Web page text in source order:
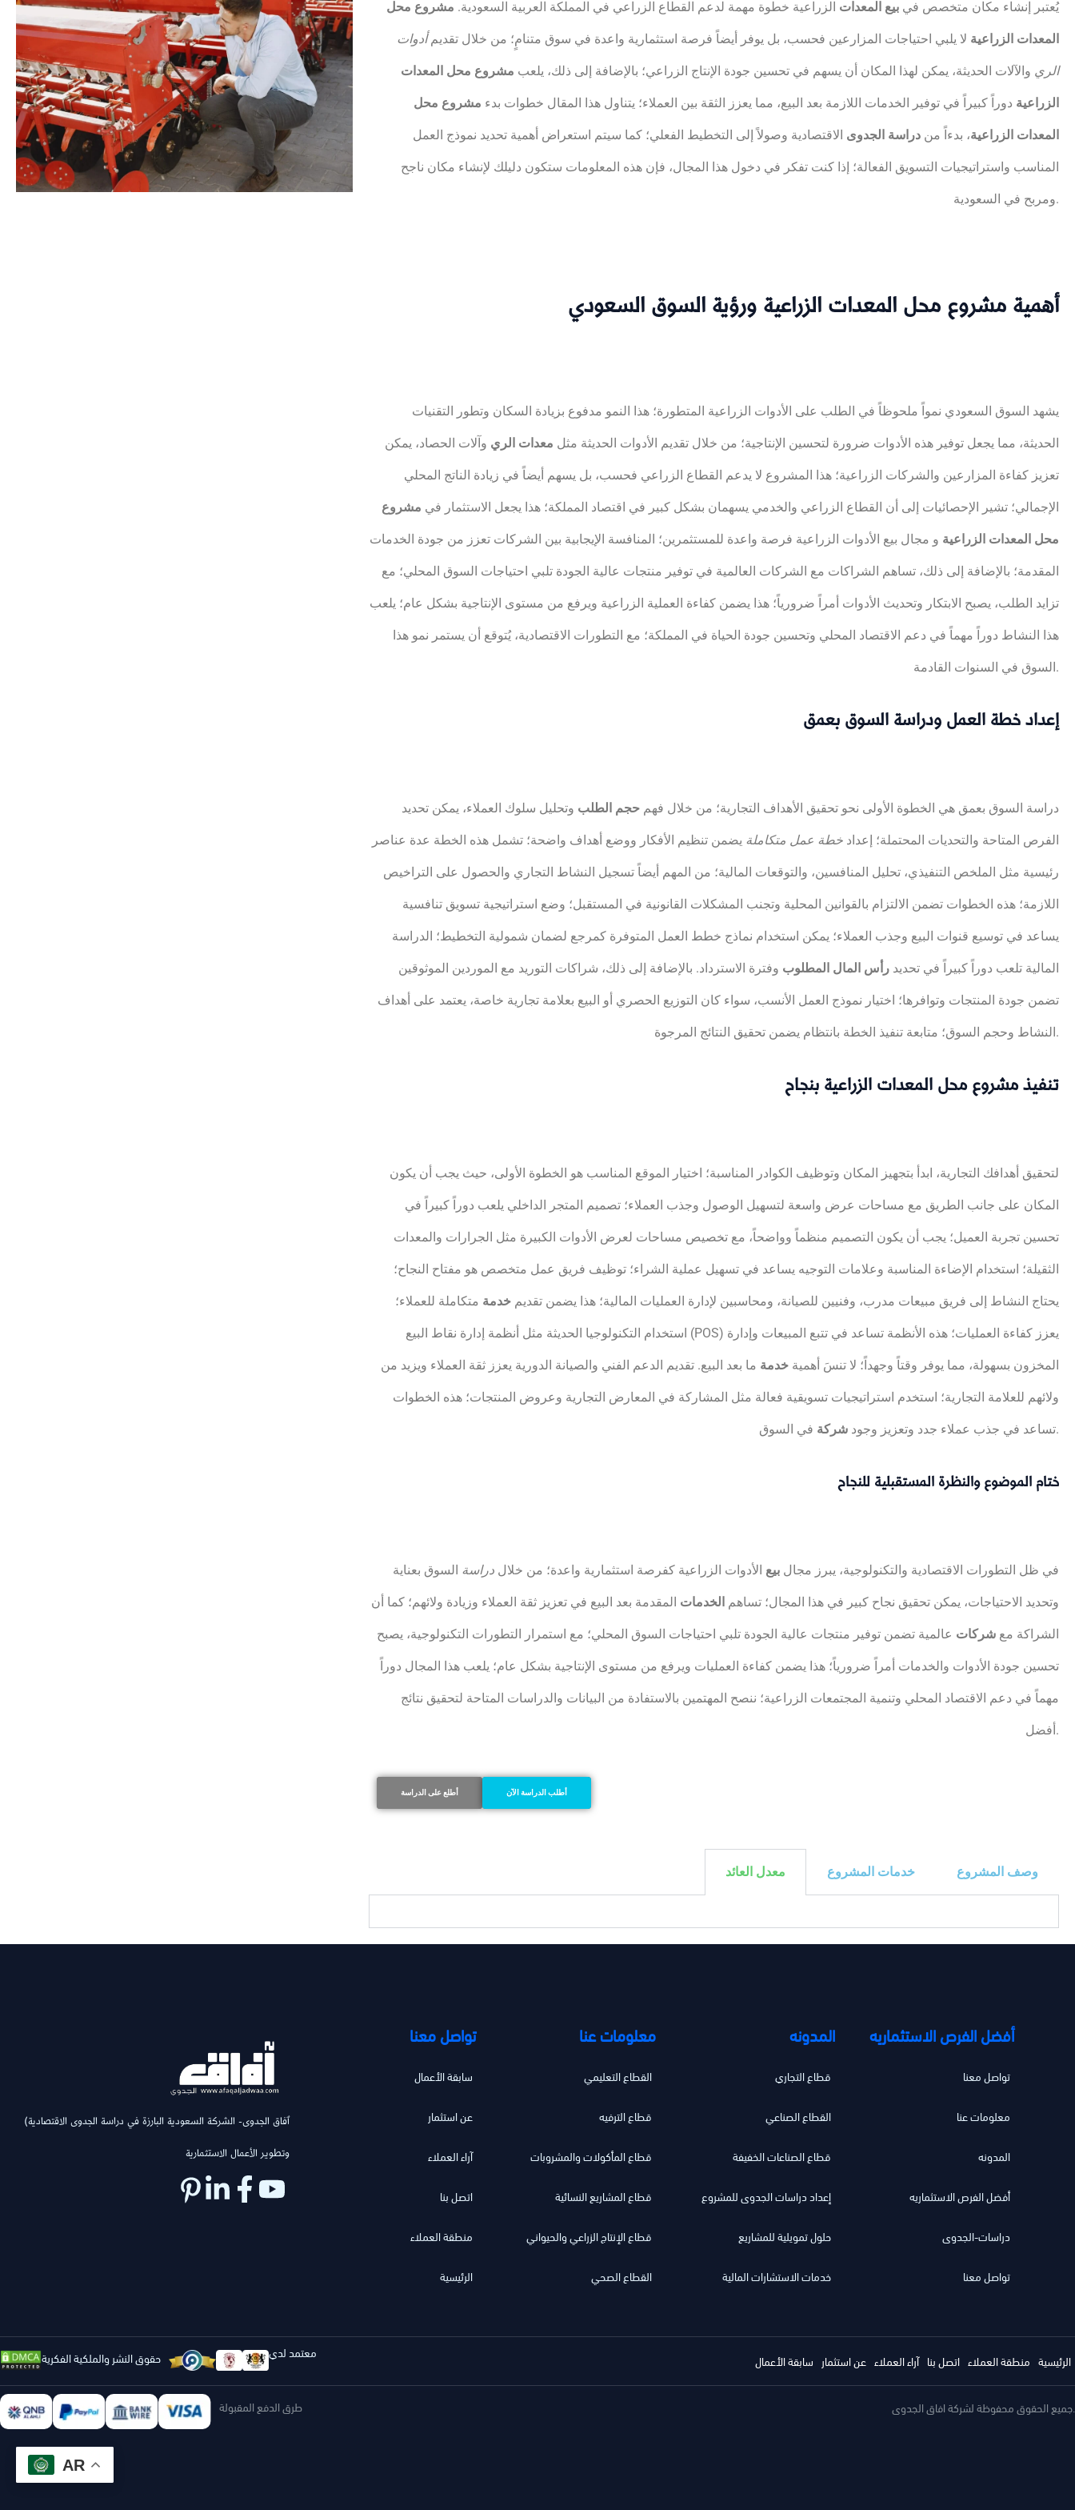
يُعتبر إنشاء مكان متخصص فيبيع المعدات الزراعية خطوة مهمة لدعم القطاع الزراعي في المملكة العربية السعودية. مشروع محل
المعدات الزراعية لا يلبي احتياجات المزارعين فحسب، بل يوفر أيضاً فرصة استثمارية واعدة في سوق متنامٍ؛ من خلال تقديمأدوات
الري والآلات الحديثة، يمكن لهذا المكان أن يسهم في تحسين جودة الإنتاج الزراعي؛ بالإضافة إلى ذلك، يلعب مشروع محل المعدات
الزراعية دوراً كبيراً في توفير الخدمات اللازمة بعد البيع، مما يعزز الثقة بين العملاء؛ يتناول هذا المقال خطوات بدء مشروع محل
المعدات الزراعية، بدءاً مندراسة الجدوى الاقتصادية وصولاً إلى التخطيط الفعلي؛ كما سيتم استعراض أهمية تحديد نموذج العمل
المناسب واستراتيجيات التسويق الفعالة؛ إذا كنت تفكر في دخول هذا المجال، فإن هذه المعلومات ستكون دليلك لإنشاء مكان ناجح
ومربح في السعودية.
أهمية مشروع محل المعدات الزراعية ورؤية السوق السعودي
يشهد السوق السعودي نمواً ملحوظاً في الطلب على الأدوات الزراعية المتطورة؛ هذا النمو مدفوع بزيادة السكان وتطور التقنيات
الحديثة، مما يجعل توفير هذه الأدوات ضرورة لتحسين الإنتاجية؛ من خلال تقديم الأدوات الحديثة مثل معدات الري وآلات الحصاد، يمكن
تعزيز كفاءة المزارعين والشركات الزراعية؛ هذا المشروع لا يدعم القطاع الزراعي فحسب، بل يسهم أيضاً في زيادة الناتج المحلي
الإجمالي؛ تشير الإحصائيات إلى أن القطاع الزراعي والخدمي يسهمان بشكل كبير في اقتصاد المملكة؛ هذا يجعل الاستثمار في مشروع
محل المعدات الزراعية و مجال بيع الأدوات الزراعية فرصة واعدة للمستثمرين؛ المنافسة الإيجابية بين الشركات تعزز من جودة الخدمات
المقدمة؛ بالإضافة إلى ذلك، تساهم الشراكات مع الشركات العالمية في توفير منتجات عالية الجودة تلبي احتياجات السوق المحلي؛ مع
تزايد الطلب، يصبح الابتكار وتحديث الأدوات أمراً ضرورياً؛ هذا يضمن كفاءة العملية الزراعية ويرفع من مستوى الإنتاجية بشكل عام؛ يلعب
هذا النشاط دوراً مهماً في دعم الاقتصاد المحلي وتحسين جودة الحياة في المملكة؛ مع التطورات الاقتصادية، يُتوقع أن يستمر نمو هذا
السوق في السنوات القادمة.
إعداد خطة العمل ودراسة السوق بعمق
دراسة السوق بعمق هي الخطوة الأولى نحو تحقيق الأهداف التجارية؛ من خلال فهمحجم الطلب وتحليل سلوك العملاء، يمكن تحديد
الفرص المتاحة والتحديات المحتملة؛ إعدادخطة عمل متكاملة يضمن تنظيم الأفكار ووضع أهداف واضحة؛ تشمل هذه الخطة عدة عناصر
رئيسية مثل الملخص التنفيذي، تحليل المنافسين، والتوقعات المالية؛ من المهم أيضاً تسجيل النشاط التجاري والحصول على التراخيص
اللازمة؛ هذه الخطوات تضمن الالتزام بالقوانين المحلية وتجنب المشكلات القانونية في المستقبل؛ وضع استراتيجية تسويق تنافسية
يساعد في توسيع قنوات البيع وجذب العملاء؛ يمكن استخدام نماذج خطط العمل المتوفرة كمرجع لضمان شمولية التخطيط؛ الدراسة
المالية تلعب دوراً كبيراً في تحديدرأس المال المطلوب وفترة الاسترداد. بالإضافة إلى ذلك، شراكات التوريد مع الموردين الموثوقين
تضمن جودة المنتجات وتوافرها؛ اختيار نموذج العمل الأنسب، سواء كان التوزيع الحصري أو البيع بعلامة تجارية خاصة، يعتمد على أهداف
النشاط وحجم السوق؛ متابعة تنفيذ الخطة بانتظام يضمن تحقيق النتائج المرجوة.
تنفيذ مشروع محل المعدات الزراعية بنجاح
لتحقيق أهدافك التجارية، ابدأ بتجهيز المكان وتوظيف الكوادر المناسبة؛ اختيار الموقع المناسب هو الخطوة الأولى، حيث يجب أن يكون
المكان على جانب الطريق مع مساحات عرض واسعة لتسهيل الوصول وجذب العملاء؛ تصميم المتجر الداخلي يلعب دوراً كبيراً في
تحسين تجربة العميل؛ يجب أن يكون التصميم منظماً وواضحاً، مع تخصيص مساحات لعرض الأدوات الكبيرة مثل الجرارات والمعدات
الثقيلة؛ استخدام الإضاءة المناسبة وعلامات التوجيه يساعد في تسهيل عملية الشراء؛ توظيف فريق عمل متخصص هو مفتاح النجاح؛
يحتاج النشاط إلى فريق مبيعات مدرب، وفنيين للصيانة، ومحاسبين لإدارة العمليات المالية؛ هذا يضمن تقديمخدمة متكاملة للعملاء؛
استخدام التكنولوجيا الحديثة مثل أنظمة إدارة نقاط البيع (POS) يعزز كفاءة العمليات؛ هذه الأنظمة تساعد في تتبع المبيعات وإدارة
المخزون بسهولة، مما يوفر وقتاً وجهداً؛ لا تنسَ أهميةخدمة ما بعد البيع. تقديم الدعم الفني والصيانة الدورية يعزز ثقة العملاء ويزيد من
ولائهم للعلامة التجارية؛ استخدم استراتيجيات تسويقية فعالة مثل المشاركة في المعارض التجارية وعروض المنتجات؛ هذه الخطوات
تساعد في جذب عملاء جدد وتعزيز وجودشركة في السوق.
ختام الموضوع والنظرة المستقبلية للنجاح
في ظل التطورات الاقتصادية والتكنولوجية، يبرز مجالبيع الأدوات الزراعية كفرصة استثمارية واعدة؛ من خلالدراسة السوق بعناية
وتحديد الاحتياجات، يمكن تحقيق نجاح كبير في هذا المجال؛ تساهم الخدمات المقدمة بعد البيع في تعزيز ثقة العملاء وزيادة ولائهم؛ كما أن
الشراكة معشركات عالمية تضمن توفير منتجات عالية الجودة تلبي احتياجات السوق المحلي؛ مع استمرار التطورات التكنولوجية، يصبح
تحسين جودة الأدوات والخدمات أمراً ضرورياً؛ هذا يضمن كفاءة العمليات ويرفع من مستوى الإنتاجية بشكل عام؛ يلعب هذا المجال دوراً
مهماً في دعم الاقتصاد المحلي وتنمية المجتمعات الزراعية؛ ننصح المهتمين بالاستفادة من البيانات والدراسات المتاحة لتحقيق نتائج
أفضل.
أطلع على الدراسة أطلب الدراسة الآن
معدل العائد خدمات المشروع وصف المشروع
(ٱفاق الجدوى- الشركة السعودية البارزة في دراسة الجدوى الاقتصادية
وتطوير الأعمال الاستثمارية
تواصل معنا
سابقة الأعمال
عن استثمار
آراء العملاء
اتصل بنا
منطقة العملاء
الرئيسية
معلومات عنا
القطاع التعليمي
قطاع الترفيه
قطاع المأكولات والمشروبات
قطاع المشاريع النسائية
قطاع الإنتاج الزراعي والحيواني
القطاع الصحي
المدونه
قطاع التجاري
القطاع الصناعي
قطاع الصناعات الخفيفة
إعداد دراسات الجدوى للمشروع
حلول تمويلية للمشاريع
خدمات الاستشارات المالية
أفضل الفرص الاستثماريه
تواصل معنا
معلومات عنا
المدونه
أفضل الفرص الاستثماريه
دراسات-الجدوى
تواصل معنا
حقوق النشر والملكية الفكرية معتمد لدي سابقة الأعمال عن استثمار آراء العملاء اتصل بنا منطقة العملاء الرئيسية
طرق الدفع المقبولة جميع الحقوق محفوظة لشركة افاق الجدوى.
AR